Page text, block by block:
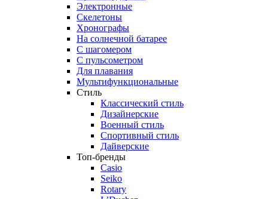
Электронные
Скелетоны
Хронографы
На солнечной батарее
С шагомером
С пульсометром
Для плавания
Мультифункциональные
Стиль
Классический стиль
Дизайнерские
Военный стиль
Спортивный стиль
Дайверские
Топ-бренды
Casio
Seiko
Rotary